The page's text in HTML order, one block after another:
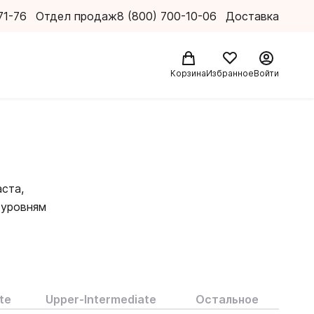
76 Отдел продаж8 (800) 700-10-06 Доставка
КорзинаИзбранноеВойти
В
Upper-Intermediate Остальное